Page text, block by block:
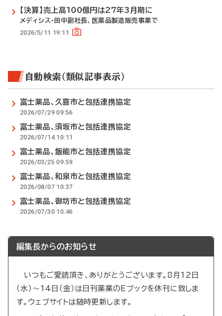
【決算】売上高100億円は27年3月期に
メディシス・田中副社長、医薬品製造販売事業で
2026/5/11 19:11
自動検索（類似記事表示）
富士薬品、久喜市と包括連携協定
2026/07/29 09:56
富士薬品、須坂市と包括連携協定
2026/07/14 10:11
富士薬品、飯能市と包括連携協定
2026/03/25 09:59
富士薬品、和泉市と包括連携協定
2026/08/07 10:37
富士薬品、御坊市と包括連携協定
2026/07/30 10:46
編集長からのお知らせ
いつもご愛読頂き、ありがとうございます。8月12日
（水）～14日（金）は日刊薬業のEブックを休刊に致しま
す。ウェブサイトは随時更新します。